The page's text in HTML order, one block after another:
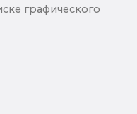
графического